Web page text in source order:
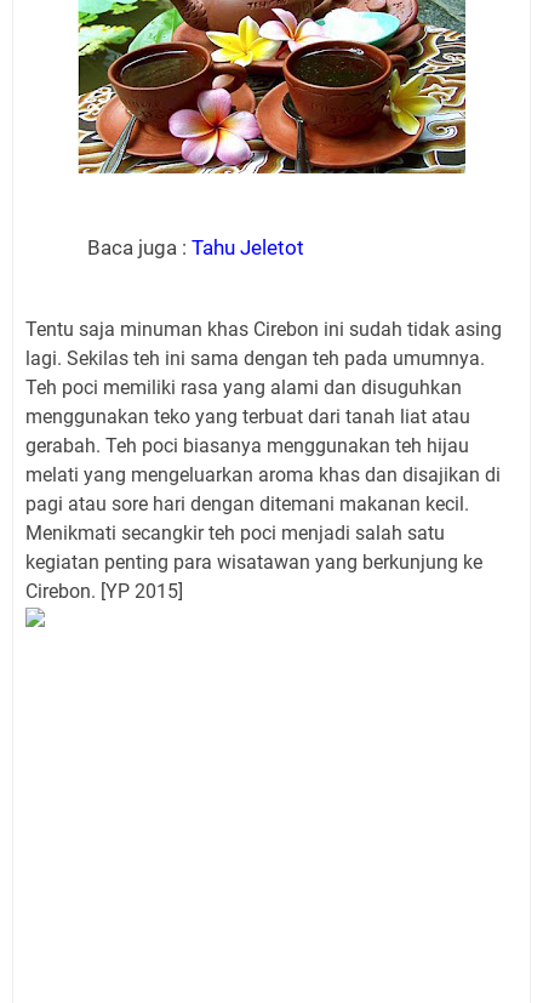
Baca juga : Tahu Jeletot
Tentu saja minuman khas Cirebon ini sudah tidak asing
lagi. Sekilas teh ini sama dengan teh pada umumnya.
Teh poci memiliki rasa yang alami dan disuguhkan
menggunakan teko yang terbuat dari tanah liat atau
gerabah. Teh poci biasanya menggunakan teh hijau
melati yang mengeluarkan aroma khas dan disajikan di
pagi atau sore hari dengan ditemani makanan kecil.
Menikmati secangkir teh poci menjadi salah satu
kegiatan penting para wisatawan yang berkunjung ke
Cirebon. [YP 2015]